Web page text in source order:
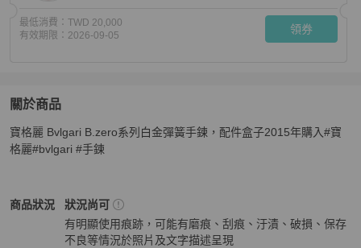
最低消費： TWD 20,000
有效期限： 2026-09-05 領券
關於商品
關於寶格麗 Bvlgari B.zero系列白金彈簧手鍊，2015年購入
寶格麗 Bvlgari B.zero系列白金彈簧手鍊，配件盒子2015年購入#寶
格麗#bvlgari #手鍊
商品狀況
BVLGARI 女士配件商品狀態與細節
狀況尚可
有明顯使用痕跡，可能有磨痕、刮痕、汙漬、破損、保存
不良等情況於照片及文字描述呈現